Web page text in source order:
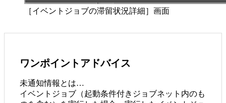
［イベントジョブの滞留状況詳細］画面
ワンポイントアドバイス
未通知情報とは…
イベントジョブ（起動条件付きジョブネット内のも